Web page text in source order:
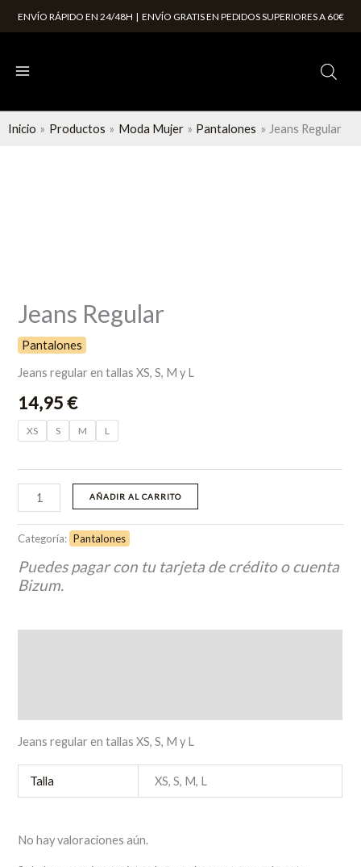
ENVÍO RÁPIDO EN 24/48H | ENVÍO GRATIS EN PEDIDOS SUPERIORES A 60€
Inicio Productos Moda Mujer Pantalones Jeans Regular
Jeans Regular
Pantalones
Jeans regular en tallas XS, S, M y L
14,95€
XS S M L
AÑADIR AL CARRITO
Categoría: Pantalones
Puedes pagar con tu tarjeta de crédito o cuenta
Bizum.
Jeans regular en tallas XS, S, M y L
Talla XS, S, M, L
No hay valoraciones aún.